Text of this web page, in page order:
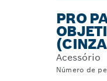
PRO
Acessório
Número de